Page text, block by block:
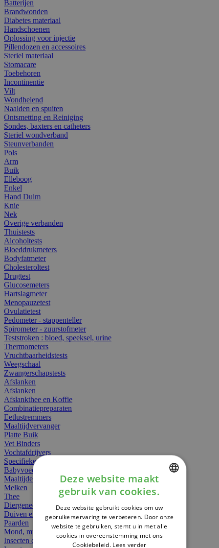
Batterijen
Brandwonden
Diabetes materiaal
Handschoenen
Oplossing voor injectie
Pillendozen en accessoires
Steriel materiaal
Stomacare
Toebehoren
Incontinentie
Vilt
Wondhelend
Naalden en spuiten
Ontsmetting en Reiniging
Sondes, baxters en catheters
Steriel wondverband
Steunverbanden
Pols
Arm
Buik
Elleboog
Enkel
Hand Duim
Knie
Nek
Overige verbanden
Thuistests
Alcoholtests
Bloeddrukmeters
Bodyfatmeter
Cholesteroltest
Drugtest
Glucosemeters
Hartslagmeter
Menopauzetest
Ovulatietest
Pedometer - stappenteller
Spirometer - zuurstofmeter
Teststroken : bloed, speeksel, urine
Thermometers
Vruchtbaarheidstests
Weegschaal
Zwangerschapstests
Afslanken
Afslanken
Afslankthee en Koffie
Combinatiepreparaten
Eetlustremmers
Maaltijdvervanger
Platte Buik
Vet Binders
Vochtafdrijvers
Specifieke Voeding
Babyvoeding
Maaltijden
Melken
Thee
Diergeneesmiddelen
Duiven en vogels
Paarden
Mond, muil of snavel
Insecten dieren
DUTCH
FRENCH
ENGLISH
Deze website maakt
gebruik van cookies.
Deze website gebruikt cookies om uw
gebruikerservaring te verbeteren. Door onze
website te gebruiken, stemt u in met alle
cookies in overeenstemming met ons
Cookiebeleid. Lees verder